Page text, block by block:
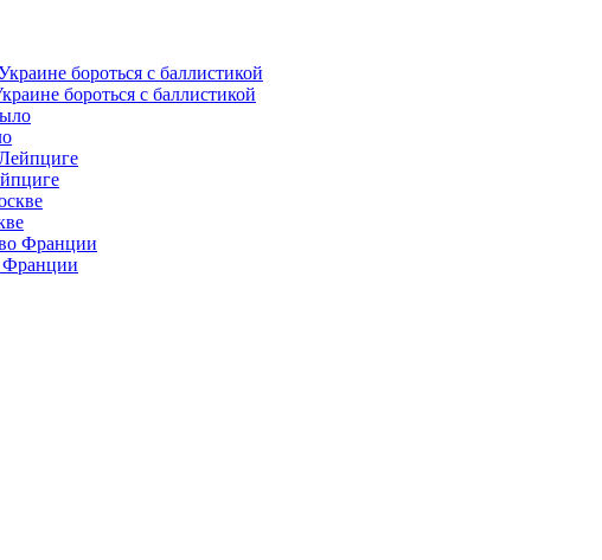
бороться с баллистикой
Франции